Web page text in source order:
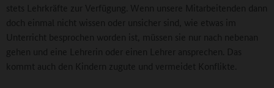
stets Lehrkräfte zur Verfügung. Wenn unsere Mitarbeitenden dann
doch einmal nicht wissen oder unsicher sind, wie etwas im
Unterricht besprochen worden ist, müssen sie nur nach nebenan
gehen und eine Lehrerin oder einen Lehrer ansprechen. Das
kommt auch den Kindern zugute und vermeidet Konflikte.